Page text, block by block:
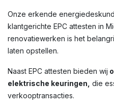
Onze erkende
klantgerichte EPC attesten in
renovatiewerken is het
laten opstellen.
Naast EPC attesten bieden wij
elektrische keuringen, die
verkooptransacties.